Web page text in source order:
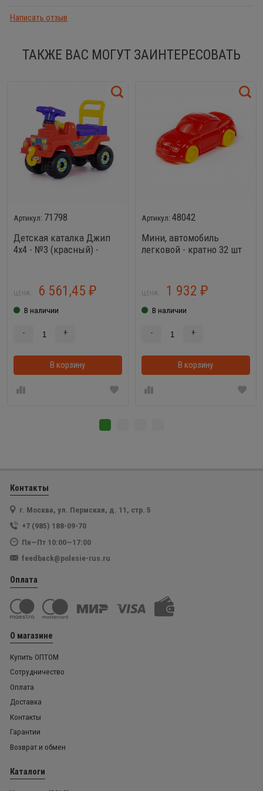
Написать отзыв
ТАКЖЕ ВАС МОГУТ ЗАИНТЕРЕСОВАТЬ
71798
Детская каталка Джип
4х4 - №3 (красный) -
ЦЕНА: 6 561,45 ₽
В наличии
- +
В корзину В корзинке
48042
Мини, автомобиль
легковой - кратно 32 шт
ЦЕНА: 1 932 ₽
В наличии
- +
В корзину
Контакты
г. Москва, ул. Пермская, д. 11, стр. 5
+7 (985) 188-09-70
Пн—Пт 10:00—17:00
feedback@polesie-rus.ru
Оплата
О магазине
Купить ОПТОМ
Сотрудничество
Оплата
Доставка
Контакты
Гарантии
Возврат и обмен
Каталоги